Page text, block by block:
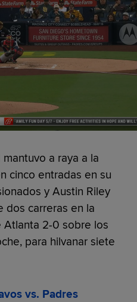
a raya a la
cinco entradas en su
y Austin Riley
dos carreras en la
Atlanta 2-0 sobre los
para hilvanar siete
vs. Padres